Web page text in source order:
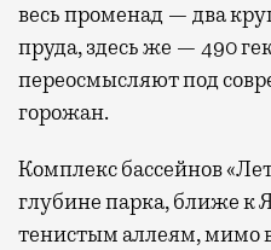
весь променад — два
пруда, здесь же — 490
переосмысляют под
горожан.
Комплекс бассейнов
глубине парка, ближе к
тенистым аллеям, мимо